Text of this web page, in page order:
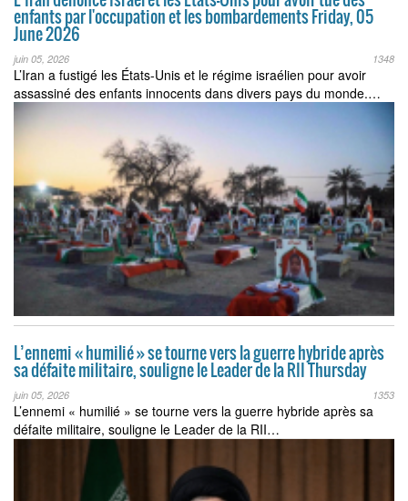
enfants par l'occupation et les bombardements Friday, 05
June 2026
juin 05, 2026 1348
L’Iran a fustigé les États-Unis et le régime israélien pour avoir
assassiné des enfants innocents dans divers pays du monde.…
L’ennemi « humilié » se tourne vers la guerre hybride après
sa défaite militaire, souligne le Leader de la RII Thursday
juin 05, 2026 1353
L’ennemi « humilié » se tourne vers la guerre hybride après sa
défaite militaire, souligne le Leader de la RII…